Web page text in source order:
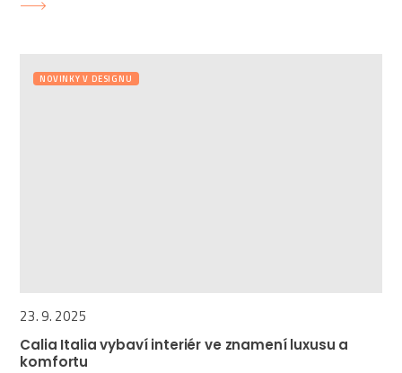
NOVINKY V DESIGNU
23. 9. 2025
Calia Italia vybaví interiér ve znamení luxusu a
komfortu